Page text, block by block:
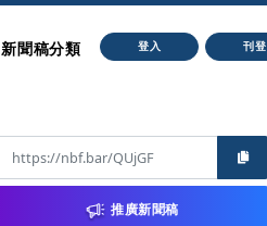
新聞稿分類 登入 刊登
推廣新聞稿